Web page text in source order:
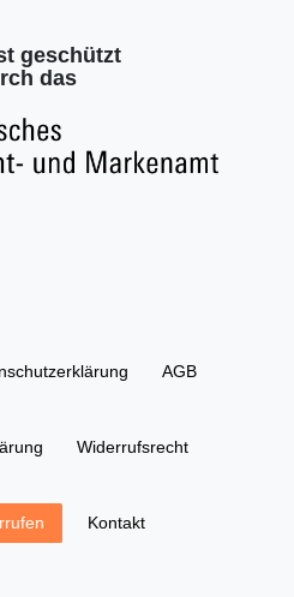
geschützt
das
AGB
Widerrufs­recht
Kontakt